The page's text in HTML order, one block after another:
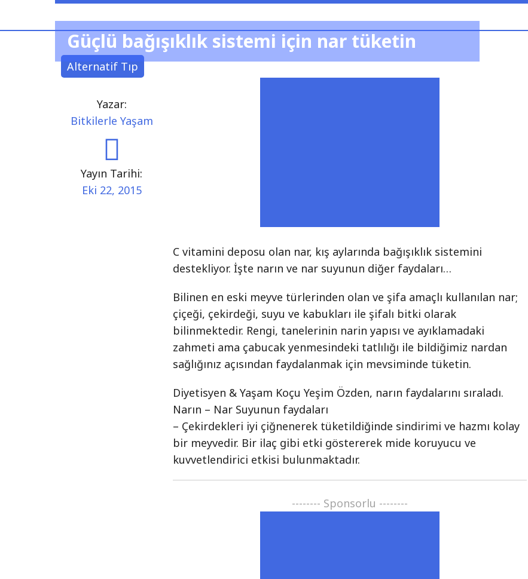
Alternatif Tıp
Güçlü bağışıklık sistemi için nar tüketin
Yazar:
Bitkilerle Yaşam
Yayın Tarihi:
Eki 22, 2015
C vitamini deposu olan nar, kış aylarında bağışıklık sistemini
destekliyor. İşte narın ve nar suyunun diğer faydaları…
Bilinen en eski meyve türlerinden olan ve şifa amaçlı kullanılan nar;
çiçeği, çekirdeği, suyu ve kabukları ile şifalı bitki olarak
bilinmektedir. Rengi, tanelerinin narin yapısı ve ayıklamadaki
zahmeti ama çabucak yenmesindeki tatlılığı ile bildiğimiz nardan
sağlığınız açısından faydalanmak için mevsiminde tüketin.
Diyetisyen & Yaşam Koçu Yeşim Özden, narın faydalarını sıraladı.
Narın – Nar Suyunun faydaları
– Çekirdekleri iyi çiğnenerek tüketildiğinde sindirimi ve hazmı kolay
bir meyvedir. Bir ilaç gibi etki göstererek mide koruyucu ve
kuvvetlendirici etkisi bulunmaktadır.
-------- Sponsorlu --------